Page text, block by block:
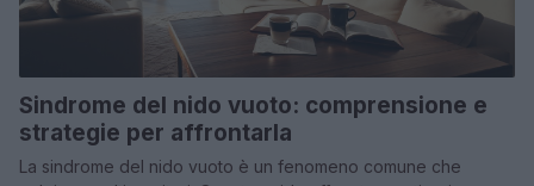
Sindrome del nido vuoto: comprensione e
strategie per affrontarla
La sindrome del nido vuoto è un fenomeno comune che